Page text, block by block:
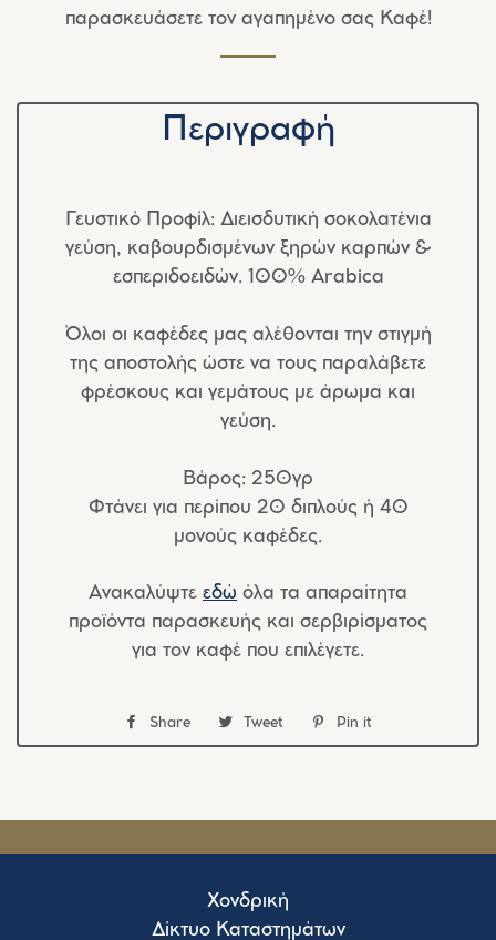
παρασκευάσετε τον αγαπημένο σας Καφέ!
Περιγραφή
Γευστικό Προφίλ: Διεισδυτική σοκολατένια
γεύση, καβουρδισμένων ξηρών καρπών &
εσπεριδοειδών. 100% Arabica
Όλοι οι καφέδες μας αλέθονται την στιγμή
της αποστολής ώστε να τους παραλάβετε
φρέσκους και γεμάτους με άρωμα και
γεύση.
Βάρος: 250γρ
Φτάνει για περίπου 20 διπλούς ή 40
μονούς καφέδες.
Ανακαλύψτε εδώ όλα τα απαραίτητα
προϊόντα παρασκευής και σερβιρίσματος
για τον καφέ που επιλέγετε.
Share Share Tweet Tweet Pin it
Χονδρική
Δίκτυο Καταστημάτων